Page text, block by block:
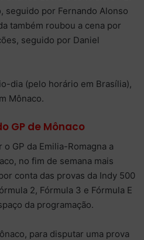
seguido por Fernando Alonso
também roubou a cena por
seguido por Daniel
dia (pelo horário em Brasília),
Mônaco.
GP de Mônaco
GP da Emilia-Romagna a
no fim de semana mais
conta das provas da Indy 500
2, Fórmula 3 e Fórmula E
da programação.
para disputar uma prova